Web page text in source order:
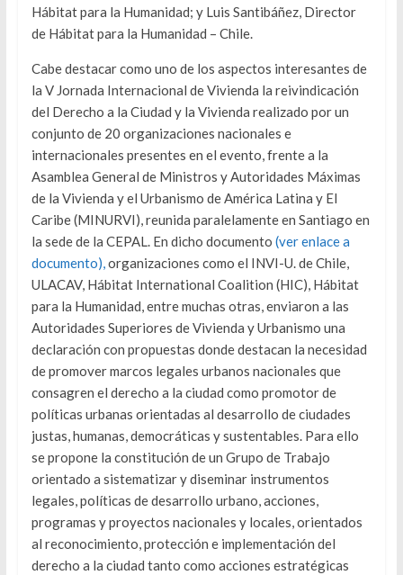
Hábitat para la Humanidad; y Luis Santibáñez, Director
de Hábitat para la Humanidad – Chile.
Cabe destacar como uno de los aspectos interesantes de
la V Jornada Internacional de Vivienda la reivindicación
del Derecho a la Ciudad y la Vivienda realizado por un
conjunto de 20 organizaciones nacionales e
internacionales presentes en el evento, frente a la
Asamblea General de Ministros y Autoridades Máximas
de la Vivienda y el Urbanismo de América Latina y El
Caribe (MINURVI), reunida paralelamente en Santiago en
la sede de la CEPAL. En dicho documento (ver enlace a
documento),organizaciones como el INVI-U. de Chile,
ULACAV, Hábitat International Coalition (HIC), Hábitat
para la Humanidad, entre muchas otras, enviaron a las
Autoridades Superiores de Vivienda y Urbanismo una
declaración con propuestas donde destacan la necesidad
de promover marcos legales urbanos nacionales que
consagren el derecho a la ciudad como promotor de
políticas urbanas orientadas al desarrollo de ciudades
justas, humanas, democráticas y sustentables. Para ello
se propone la constitución de un Grupo de Trabajo
orientado a sistematizar y diseminar instrumentos
legales, políticas de desarrollo urbano, acciones,
programas y proyectos nacionales y locales, orientados
al reconocimiento, protección e implementación del
derecho a la ciudad tanto como acciones estratégicas